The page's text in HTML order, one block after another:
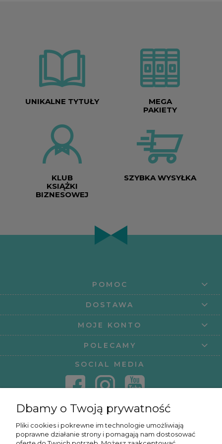
UNIKALNE TYTUŁY
MEGA
PAKIETY
KLUB
KSIĄŻKI
BIZNESOWEJ
SZYBKA WYSYŁKA
POMOC
DOSTAWA
MOJE KONTO
POLECAMY
SOCIAL MEDIA
KURSY ONLINE
Dbamy o Twoją prywatność
Pliki cookies i pokrewne im technologie umożliwiają
poprawne działanie strony i pomagają nam dostosować